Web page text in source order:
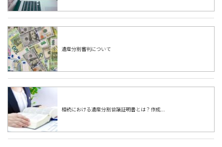
遺産分割審判について
相続における遺産分割協議証明書とは？作成...